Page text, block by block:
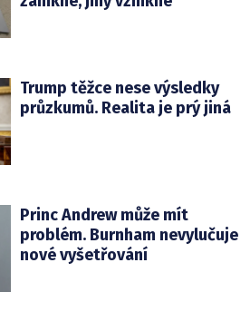
Trump těžce nese výsledky
průzkumů. Realita je prý jiná
Princ Andrew může mít
problém. Burnham nevylučuje
nové vyšetřování